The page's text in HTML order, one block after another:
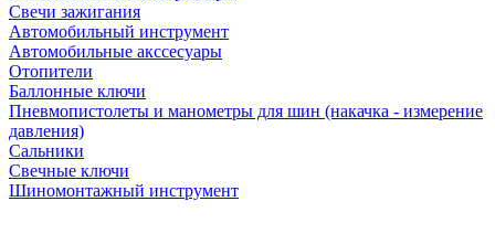
Свечи зажигания
Автомобильный инструмент
Автомобильные акссесуары
Отопители
Баллонные ключи
Пневмопистолеты и манометры для шин (накачка - измерение
давления)
Сальники
Свечные ключи
Шиномонтажный инструмент